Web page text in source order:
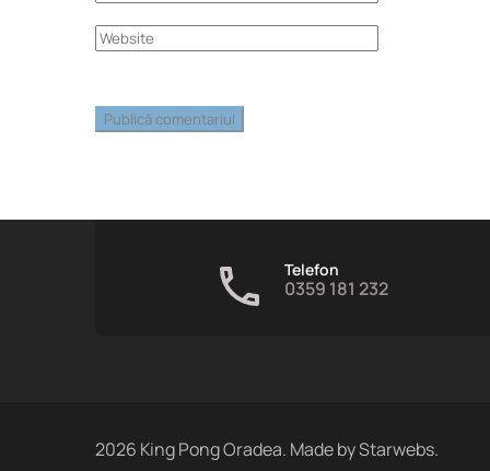
Telefon
0359 181 232
2026 King Pong Oradea. Made byStarwebs.